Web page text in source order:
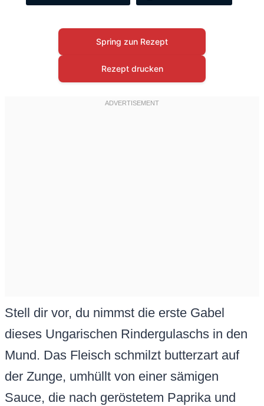
Spring zun Rezept
Rezept drucken
Stell dir vor, du nimmst die erste Gabel
dieses Ungarischen Rindergulaschs in den
Mund. Das Fleisch schmilzt butterzart auf
der Zunge, umhüllt von einer sämigen
Sauce, die nach geröstetem Paprika und